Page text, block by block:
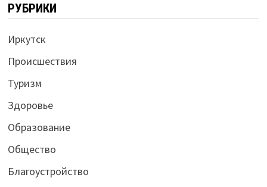
РУБРИКИ
Иркутск
Происшествия
Туризм
Здоровье
Образование
Общество
Благоустройство